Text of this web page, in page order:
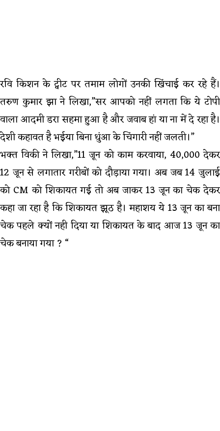
रवि किशन के ट्वीट पर तमाम लोगों उनकी खिंचाई कर रहे हैं।
तरुण कुमार झा ने लिखा,”सर आपको नहीं लगता कि ये टोपी
वाला आदमी डरा सहमा हुआ है और जवाब हां या ना में दे रहा है।
देशी कहावत है भईया बिना धुंआ के चिंगारी नहीं जलती।”
भक्त विकी ने लिखा,”11 जून को काम करवाया, 40,000 देकर
12 जून से लगातार गरीबों को दौड़ाया गया। अब जब 14 जुलाई
को CM को शिकायत गई तो अब जाकर 13 जून का चेक देकर
कहा जा रहा है कि शिकायत झूठ है। महाशय ये 13 जून का बना
चेक पहले क्यों नही दिया या शिकायत के बाद आज 13 जून का
चेक बनाया गया ? “